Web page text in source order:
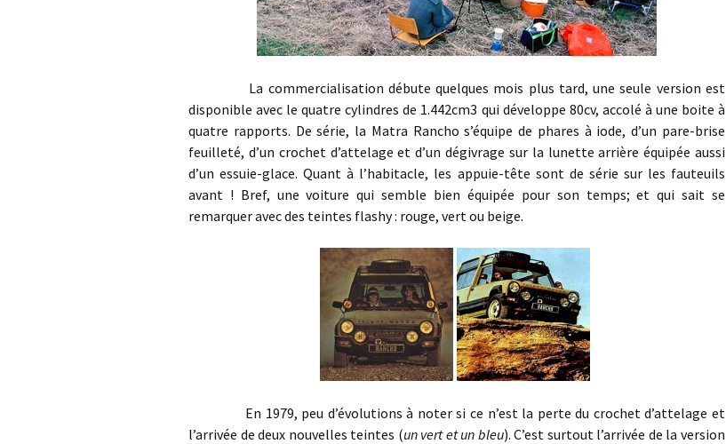
La commercialisation débute quelques mois plus tard, une seule version est
disponible avec le quatre cylindres de 1.442cm3 qui développe 80cv, accolé à une boite à
quatre rapports. De série, la Matra Rancho s’équipe de phares à iode, d’un pare-brise
feuilleté, d’un crochet d’attelage et d’un dégivrage sur la lunette arrière équipée aussi
d’un essuie-glace. Quant à l’habitacle, les appuie-tête sont de série sur les fauteuils
avant ! Bref, une voiture qui semble bien équipée pour son temps; et qui sait se
remarquer avec des teintes flashy : rouge, vert ou beige.
En 1979, peu d’évolutions à noter si ce n’est la perte du crochet d’attelage et
l’arrivée de deux nouvelles teintes (un vert et un bleu). C’est surtout l’arrivée de la version